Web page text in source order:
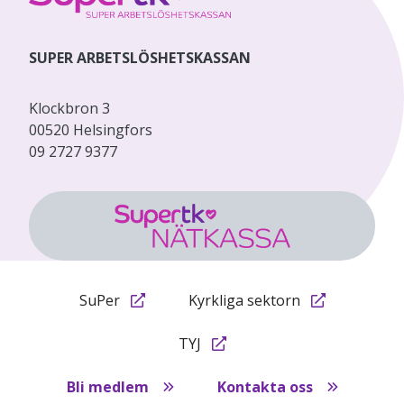
SUPER ARBETSLÖSHETSKASSAN
Klockbron 3
00520 Helsingfors
09 2727 9377
SuPer Kyrkliga sektorn
TYJ
Bli medlem Kontakta oss